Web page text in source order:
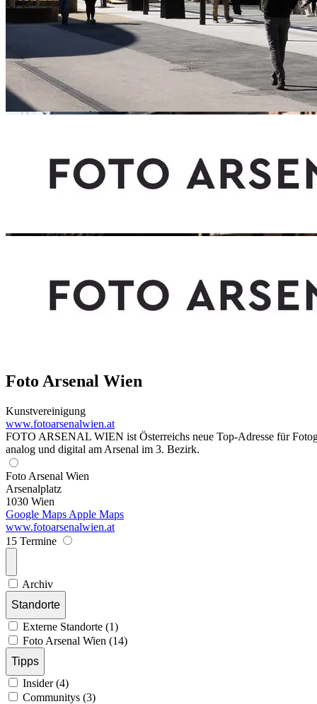
Foto Arsenal Wien
Kunstvereinigung
www.fotoarsenalwien.at
FOTO ARSENAL WIEN ist Österreichs neue Top-Adresse für
analog und digital am Arsenal im 3. Bezirk.
Foto Arsenal Wien
Arsenalplatz
1030 Wien
Google Maps Apple Maps
www.fotoarsenalwien.at
15 Termine
Archiv
Standorte
Externe Standorte (1)
Foto Arsenal Wien (14)
Tipps
Insider (4)
Communitys (3)